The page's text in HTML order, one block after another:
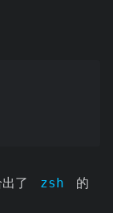
了 zsh
的